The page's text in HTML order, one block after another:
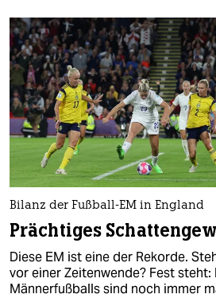
Bilanz der Fußball-EM in England
Prächtiges
Diese EM ist eine der Rekorde.
vor einer Zeitenwende? Fest steht:
Männerfußballs sind noch immer